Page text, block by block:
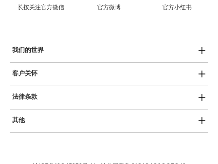
长按关注官方微信 官方微博 官方小红书
我们的世界
SISTEM51
斯沃琪和平饭店艺术中心
Planet Swatch博物馆
客户关怀
服务中心
法律条款
其他